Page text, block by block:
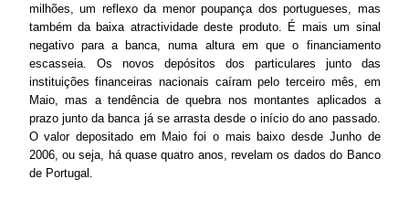
milhões, um reflexo da menor poupança dos portugueses, mas
também da baixa atractividade deste produto. É mais um sinal
negativo para a banca, numa altura em que o financiamento
escasseia. Os novos depósitos dos particulares junto das
instituições financeiras nacionais caíram pelo terceiro mês, em
Maio, mas a tendência de quebra nos montantes aplicados a
prazo junto da banca já se arrasta desde o início do ano passado.
O valor depositado em Maio foi o mais baixo desde Junho de
2006, ou seja, há quase quatro anos, revelam os dados do Banco
de Portugal.